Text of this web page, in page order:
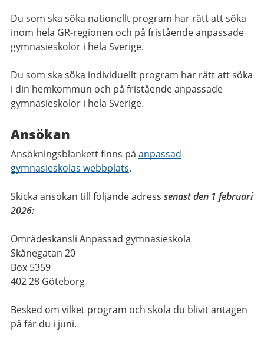
Du som ska söka nationellt program har rätt att söka
inom hela GR-regionen och på fristående anpassade
gymnasieskolor i hela Sverige.
Du som ska söka individuellt program har rätt att söka
i din hemkommun och på fristående anpassade
gymnasieskolor i hela Sverige.
Ansökan
Ansökningsblankett finns på anpassad
gymnasieskolas webbplats.
Skicka ansökan till följande adress senast den 1 februari
2026:
Områdeskansli Anpassad gymnasieskola
Skånegatan 20
Box 5359
402 28 Göteborg
Besked om vilket program och skola du blivit antagen
på får du i juni.